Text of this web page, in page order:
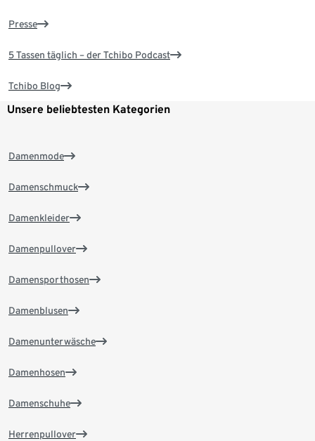
Presse
5 Tassen täglich – der Tchibo Podcast
Tchibo Blog
Unsere beliebtesten Kategorien
Damenmode
Damenschmuck
Damenkleider
Damenpullover
Damensporthosen
Damenblusen
Damenunterwäsche
Damenhosen
Damenschuhe
Herrenpullover